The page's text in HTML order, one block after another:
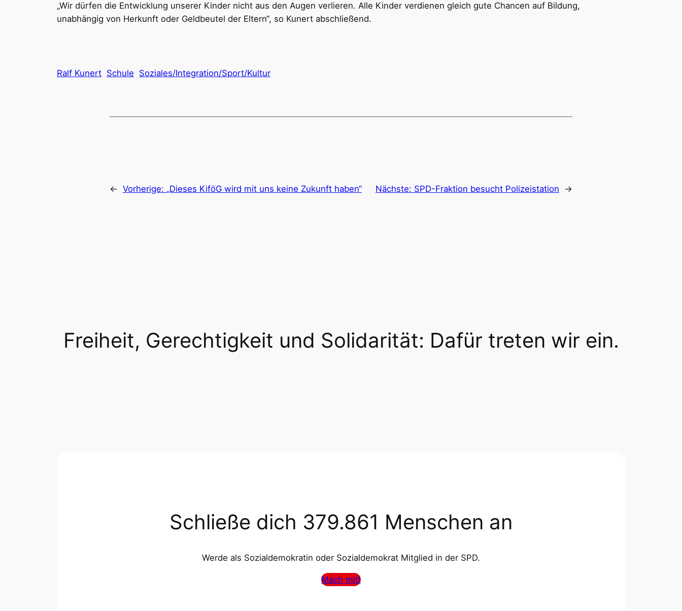
„Wir dürfen die Entwicklung unserer Kinder nicht aus den Augen verlieren. Alle Kinder verdienen gleich gute Chancen auf Bildung,
unabhängig von Herkunft oder Geldbeutel der Eltern“, so Kunert abschließend.
Ralf Kunert Schule Soziales/Integration/Sport/Kultur
← Vorherige: „Dieses KiföG wird mit uns keine Zukunft haben“ Nächste: SPD-Fraktion besucht Polizeistation →
Freiheit, Gerechtigkeit und Solidarität: Dafür treten wir ein.
Schließe dich 379.861 Menschen an
Werde als Sozialdemokratin oder Sozialdemokrat Mitglied in der SPD.
Mach mit!